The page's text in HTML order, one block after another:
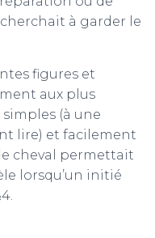
à garder le
figures et
aux plus
(à une
lire) et facilement
cheval permettait
lorsqu’un initié